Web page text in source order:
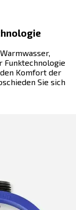
Funktechnologie
Komfort der
Sie sich